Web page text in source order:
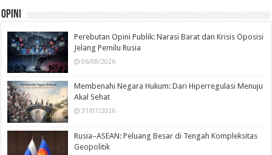
Opini
Perebutan Opini Publik: Narasi Barat dan Krisis Oposisi
Jelang Pemilu Rusia
06/08/2026
Membenahi Negara Hukum: Dari Hiperregulasi Menuju
Akal Sehat
31/07/2026
Rusia–ASEAN: Peluang Besar di Tengah Kompleksitas
Geopolitik